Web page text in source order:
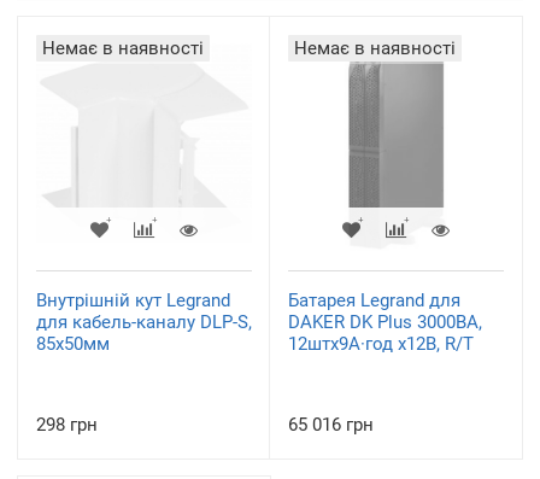
Немає в наявності
Внутрішній кут Legrand
для кабель-каналу DLP-S,
85x50мм
298 грн
Немає в наявності
Батарея Legrand для
DAKER DK Plus 3000ВА,
12штх9А·год х12В, R/T
65 016 грн